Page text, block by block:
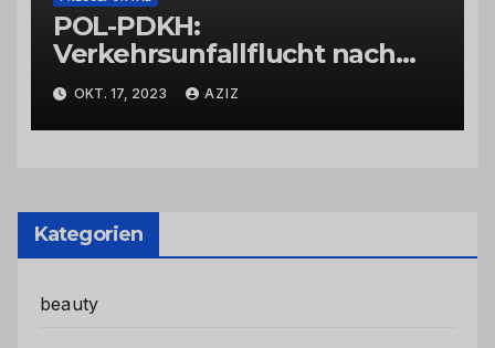
POL-PDKH:
Verkehrsunfallflucht nach
Abbiegevorgang
OKT. 17, 2023 AZIZ
Kategorien
beauty